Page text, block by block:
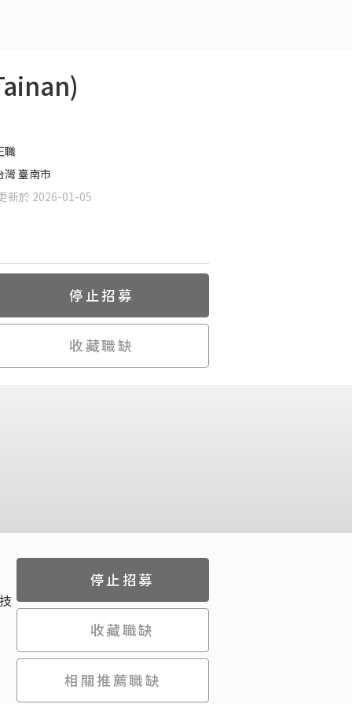
職
灣 臺南市
新於 2026-01-05
停止招募
收藏職缺
停止招募
收藏職缺
相關推薦職缺